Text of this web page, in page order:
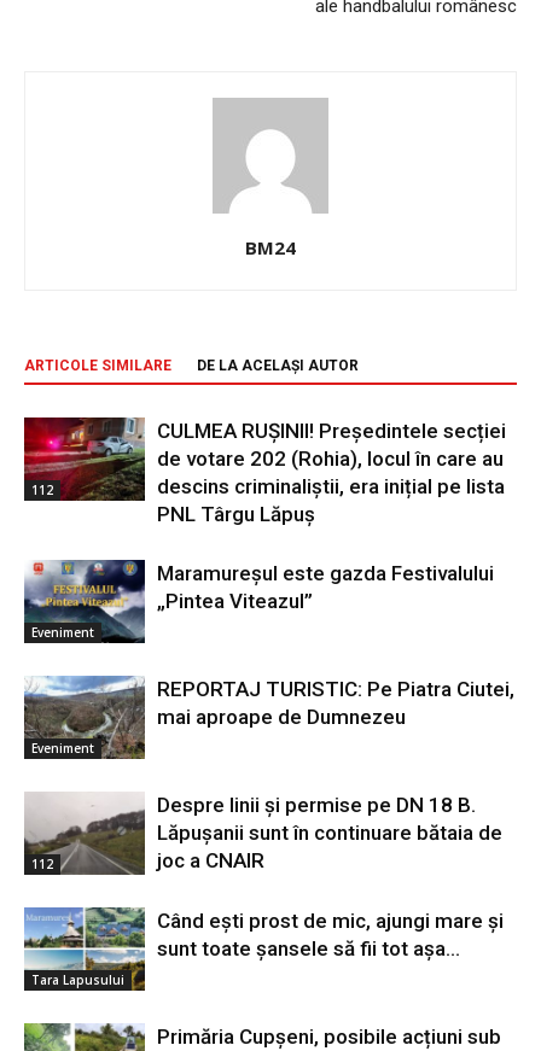
ale handbalului românesc
BM24
ARTICOLE SIMILARE DE LA ACELAȘI AUTOR
112
CULMEA RUȘINII! Președintele secției
de votare 202 (Rohia), locul în care au
descins criminaliștii, era inițial pe lista
PNL Târgu Lăpuș
Eveniment
Maramureșul este gazda Festivalului
„Pintea Viteazul”
Eveniment
REPORTAJ TURISTIC: Pe Piatra Ciutei,
mai aproape de Dumnezeu
112
Despre linii și permise pe DN 18 B.
Lăpușanii sunt în continuare bătaia de
joc a CNAIR
Tara Lapusului
Când ești prost de mic, ajungi mare și
sunt toate șansele să fii tot așa…
Primăria Cupșeni, posibile acțiuni sub